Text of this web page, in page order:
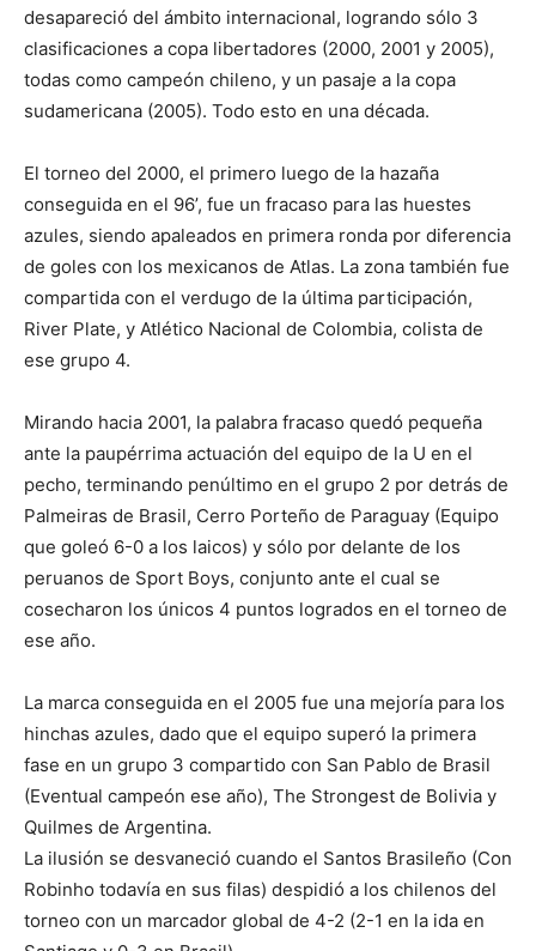
desapareció del ámbito internacional, logrando sólo 3
clasificaciones a copa libertadores (2000, 2001 y 2005),
todas como campeón chileno, y un pasaje a la copa
sudamericana (2005). Todo esto en una década.
El torneo del 2000, el primero luego de la hazaña
conseguida en el 96’, fue un fracaso para las huestes
azules, siendo apaleados en primera ronda por diferencia
de goles con los mexicanos de Atlas. La zona también fue
compartida con el verdugo de la última participación,
River Plate, y Atlético Nacional de Colombia, colista de
ese grupo 4.
Mirando hacia 2001, la palabra fracaso quedó pequeña
ante la paupérrima actuación del equipo de la U en el
pecho, terminando penúltimo en el grupo 2 por detrás de
Palmeiras de Brasil, Cerro Porteño de Paraguay (Equipo
que goleó 6-0 a los laicos) y sólo por delante de los
peruanos de Sport Boys, conjunto ante el cual se
cosecharon los únicos 4 puntos logrados en el torneo de
ese año.
La marca conseguida en el 2005 fue una mejoría para los
hinchas azules, dado que el equipo superó la primera
fase en un grupo 3 compartido con San Pablo de Brasil
(Eventual campeón ese año), The Strongest de Bolivia y
Quilmes de Argentina.
La ilusión se desvaneció cuando el Santos Brasileño (Con
Robinho todavía en sus filas) despidió a los chilenos del
torneo con un marcador global de 4-2 (2-1 en la ida en